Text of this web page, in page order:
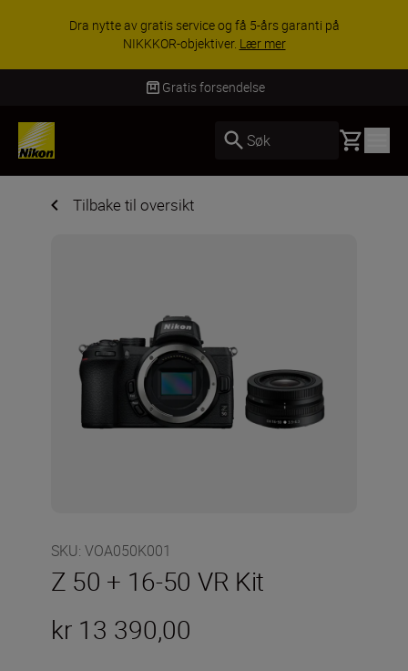
ACCESSORY SAVINGS | Få 15 % rabatt på
utvalgt tilbehør, gjør fotoutstyret komplett i dag.
KJØP NÅ
Gratis forsendelse
Søk Basket
Tilbake til oversikt
SKU: VOA050K001
Z 50 + 16-50 VR Kit
kr 13 390,00